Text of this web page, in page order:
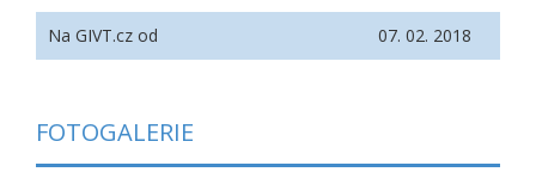
Na GIVT.cz od 07. 02. 2018
FOTOGALERIE